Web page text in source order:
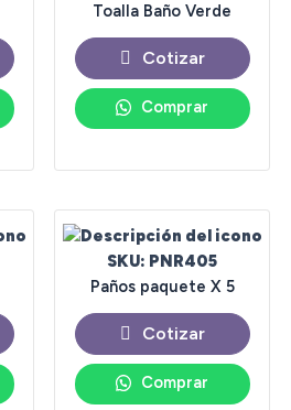
Comprar
Toalla Baño Verde
Cotizar
Comprar
SKU: PNR405
Paños paquete X 5
Cotizar